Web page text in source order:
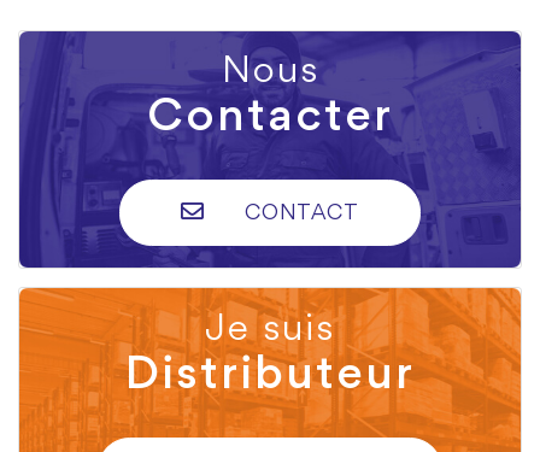
Nous
Contacter
CONTACT
Je suis
Distributeur